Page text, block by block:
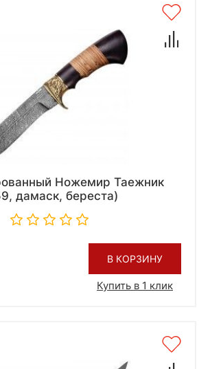
Ножемир Таежник
дамаск, береста)
В КОРЗИНУ
Купить в 1 клик